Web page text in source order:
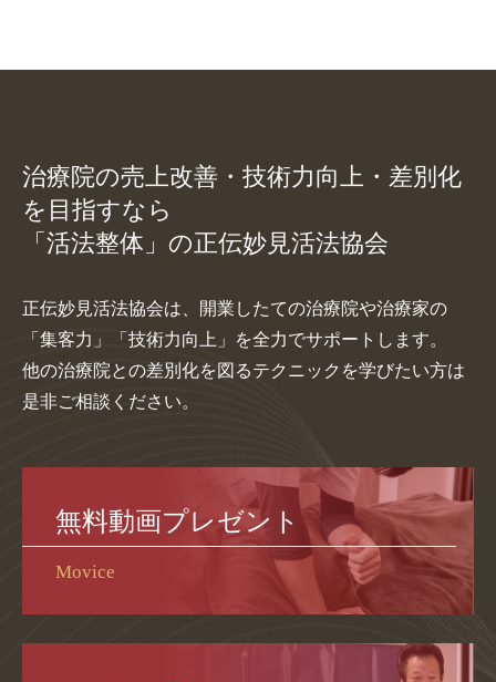
治療院の売上改善・技術力向上・差別化
を目指すなら
「活法整体」の正伝妙見活法協会
正伝妙見活法協会は、開業したての治療院や治療家の
「集客力」「技術力向上」を全力でサポートします。
他の治療院との差別化を図るテクニックを学びたい方は
是非ご相談ください。
無料動画プレゼント
Movice